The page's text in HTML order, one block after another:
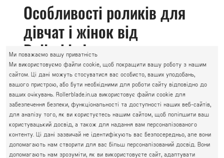
Особливості роликів для
дівчат і жінок від
Rollerblade
Одним з найважливіших елементів жіночих
роликових ковзанів вважають черевик. Саме він
відповідає за комфорт і безпеку. І компанія
Rollerblade відмінно впоралася із цим завданням.
Незалежно від обраної моделі, ви отримаєте
максимально «дихаючий» черевик з системою
охолодження ніг, що робить катання дуже
комфортним.
Ми поважаємо вашу приватність
Ми використовуємо файли cookie, щоб покращити вашу роботу з нашим
сайтом. Ці дані можуть стосуватися вас особисто, ваших уподобань,
вашого пристрою, або бути необхідними для роботи сайту відповідно до
ваших очікувань. Rollerblade.in.ua використовує файли cookie для
забезпечення безпеки, функціональності та доступності наших веб-сайтів,
для аналізу того, як ви користуєтесь нашим сайтом, щоб поліпшити ваш
користувацький досвід, а також для надання вам персоналізованого
контенту. Ці дані зазвичай не ідентифікують вас безпосередньо, але вони
допомагають нам створити для вас більш персоналізований досвід. Вони
допомагають нам зрозуміти, як ви використовуєте сайт, адаптувати